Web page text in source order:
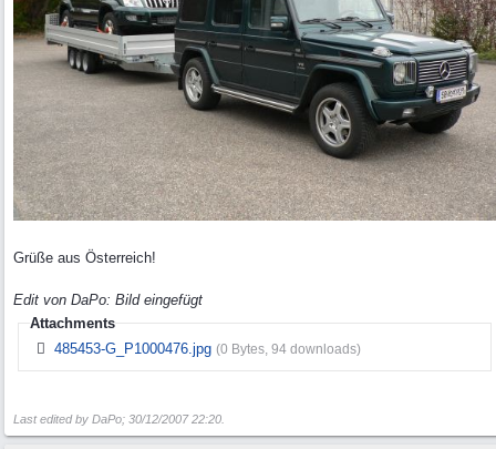
Grüße aus Österreich!
Edit von DaPo: Bild eingefügt
Attachments
485453-G_P1000476.jpg (0 Bytes, 94 downloads)
Last edited by DaPo; 30/12/2007 22:20.